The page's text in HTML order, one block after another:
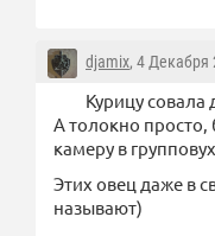
djamix, 4 Декабря
Курицу совала
А толокно просто,
камеру в
Этих овец даже в
называют)